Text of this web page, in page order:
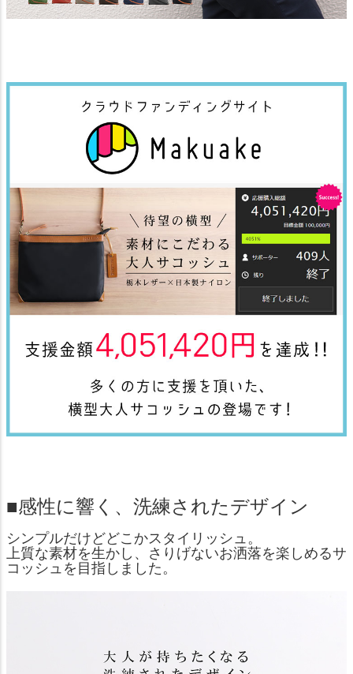
■感性に響く、洗練されたデザイン
シンプルだけどどこかスタイリッシュ。
上質な素材を生かし、さりげないお洒落を楽しめるサ
コッシュを目指しました。